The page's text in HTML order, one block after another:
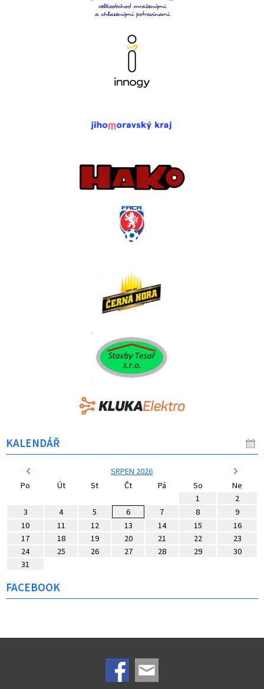
KALENDÁŘ
SRPEN 2026
Po
Út St Čt Pá So
Ne
1
2
3
4 5 6 7 8
9
10
11 12 13 14 15
16
17
18 19 20 21 22
23
24
25 26 27 28 29
30
31
FACEBOOK